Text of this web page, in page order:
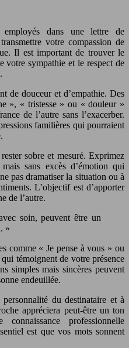
dans une lettre de
votre compassion de
Il est important de trouver le
votre sympathie et le respect de
de douceur et d’empathie. Des
», « tristesse » ou « douleur »
de l’autre sans l’exacerber.
familières qui pourraient
sobre et mesuré. Exprimez
sans excès d’émotion qui
pas dramatiser la situation ou à
L’objectif est d’apporter
de l’autre.
soin, peuvent être un
»
comme « Je pense à vous » ou
témoignent de votre présence
simples mais sincères peuvent
endeuillée.
du destinataire et à
appréciera peut-être un ton
professionnelle
est que vos mots sonnent